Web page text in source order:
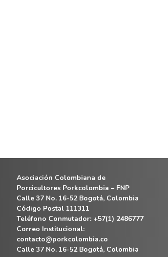
Asociación Colombiana de
Porcicultores Porkcolombia – FNP
Calle 37 No. 16-52 Bogotá, Colombia
Código Postal 111311
Teléfono Conmutador: +57(1) 2486777
Correo Institucional:
contacto@porkcolombia.co
Calle 37 No. 16-52 Bogotá, Colombia